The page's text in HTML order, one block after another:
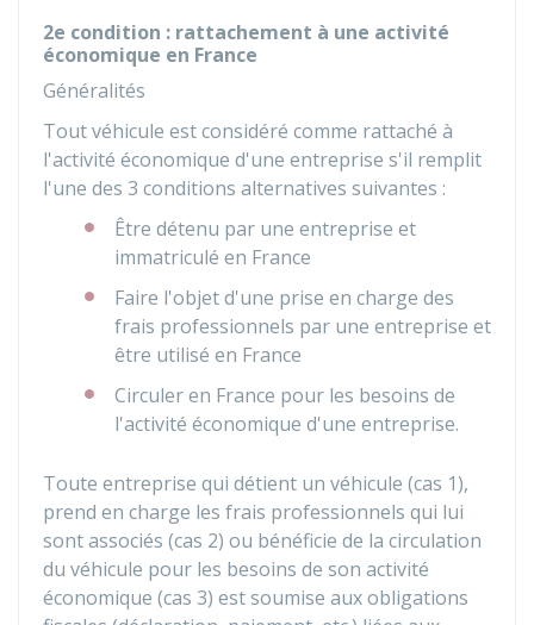
2e condition : rattachement à une activité
économique en France
Généralités
Tout véhicule est considéré comme rattaché à
l'activité économique d'une entreprise s'il remplit
l'une des 3 conditions alternatives suivantes :
Être détenu par une entreprise et
immatriculé en France
Faire l'objet d'une prise en charge des
frais professionnels par une entreprise et
être utilisé en France
Circuler en France pour les besoins de
l'activité économique d'une entreprise.
Toute entreprise qui détient un véhicule (cas 1),
prend en charge les frais professionnels qui lui
sont associés (cas 2) ou bénéficie de la circulation
du véhicule pour les besoins de son activité
économique (cas 3) est soumise aux obligations